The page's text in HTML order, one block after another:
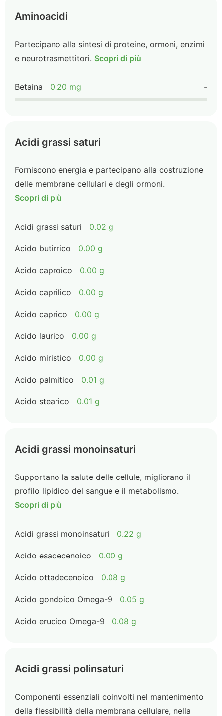
Aminoacidi
Partecipano alla sintesi di proteine, ormoni, enzimi
e neurotrasmettitori. Scopri di più
Betaina 0.20 mg -
Acidi grassi saturi
Forniscono energia e partecipano alla costruzione
delle membrane cellulari e degli ormoni.
Scopri di più
Acidi grassi saturi 0.02 g
Acido butirrico 0.00 g
Acido caproico 0.00 g
Acido caprilico 0.00 g
Acido caprico 0.00 g
Acido laurico 0.00 g
Acido miristico 0.00 g
Acido palmitico 0.01 g
Acido stearico 0.01 g
Acidi grassi monoinsaturi
Supportano la salute delle cellule, migliorano il
profilo lipidico del sangue e il metabolismo.
Scopri di più
Acidi grassi monoinsaturi 0.22 g
Acido esadecenoico 0.00 g
Acido ottadecenoico 0.08 g
Acido gondoico Omega-9 0.05 g
Acido erucico Omega-9 0.08 g
Acidi grassi polinsaturi
Componenti essenziali coinvolti nel mantenimento
della flessibilità della membrana cellulare, nella